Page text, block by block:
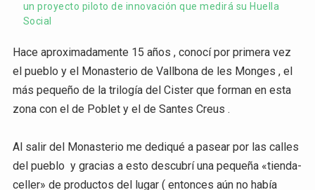
un proyecto piloto de innovación que medirá su Huella
Social
Hace aproximadamente 15 años , conocí por primera vez
el pueblo y el Monasterio de Vallbona de les Monges , el
más pequeño de la trilogía del Cister que forman en esta
zona con el de Poblet y el de Santes Creus .
Al salir del Monasterio me dediqué a pasear por las calles
del pueblo y gracias a esto descubrí una pequeña «tienda-
celler» de productos del lugar ( entonces aún no había